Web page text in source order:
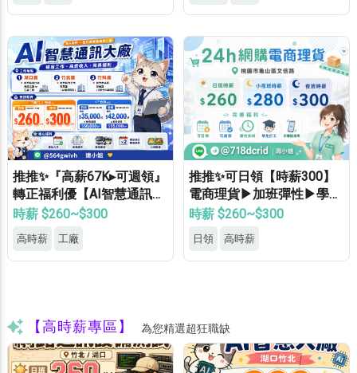
推推✨『高薪67K▸可週領』
轉正福利優【AI智慧通訊大
廠】專車接送▸供機車位▸餐
時薪 $260~$300
高時薪 工廠
推推✨可日領【時薪300】
電商理貨▶加班彈性▶學生
打工▶月休8天▶高錄取
時薪 $260~$300
日領 高時薪
【高時薪專區】 為您精選超狂職缺